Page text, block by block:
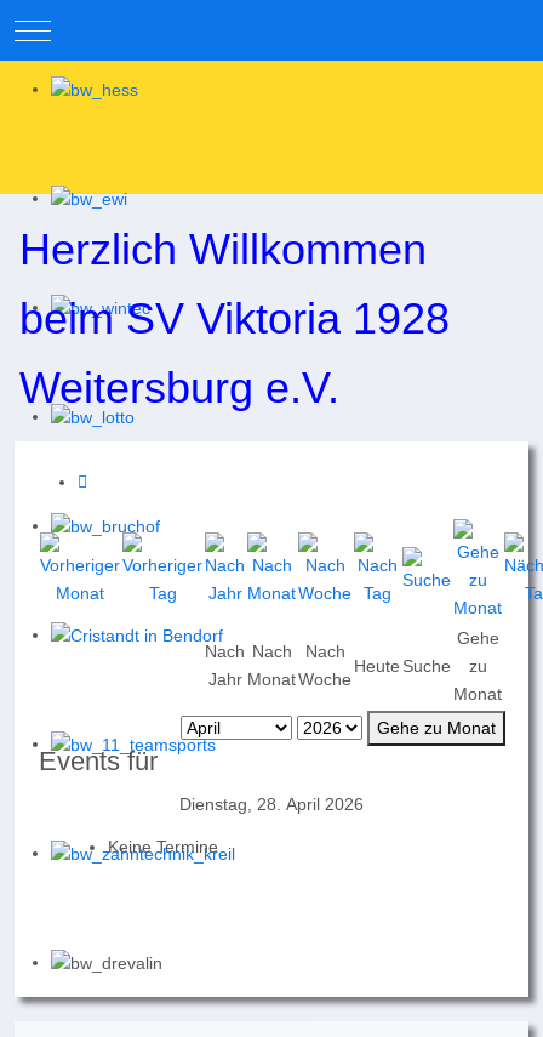
Mobile Menu Toggle
Herzlich Willkommen
beim SV Viktoria 1928
Weitersburg e.V.
Nach
Jahr
Nach
Monat
Nach
Woche
Heute Suche
Gehe
zu
Monat
Gehe zu Monat
Events für
Dienstag, 28. April 2026
Keine Termine